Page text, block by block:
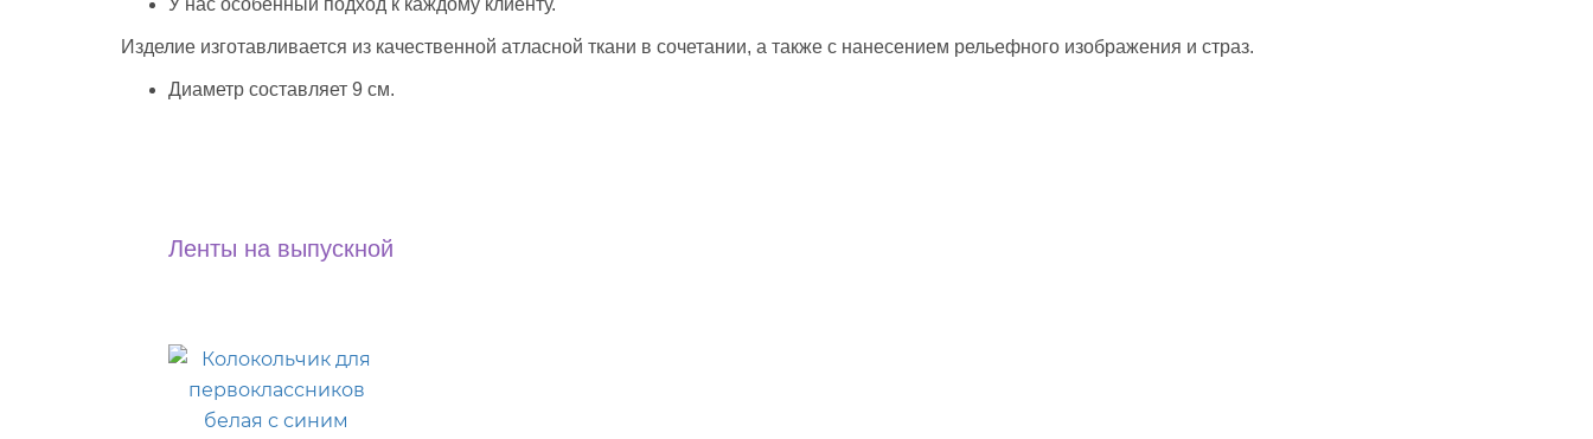
У нас особенный подход к каждому клиенту.
Изделие изготавливается из качественной атласной ткани в сочетании, а также с нанесением рельефного изображения и страз.
Диаметр составляет 9 см.
Ленты на выпускной